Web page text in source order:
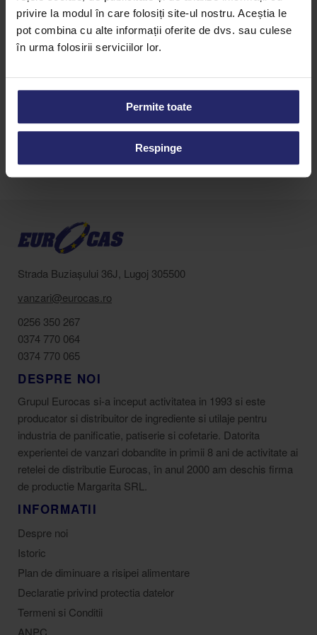
privire la modul în care folosiți site-ul nostru. Aceștia le
pot combina cu alte informații oferite de dvs. sau culese
în urma folosirii serviciilor lor.
Permite toate
Respinge
III. Comunicarea măsurilor
• Comunicăm intern obiectivele, măsurile și rezultatele privind
prevenirea risipei alimentare;
conformitate cu legislația în vigoare;
• Promovăm transparența și colaborarea cu partenerii implicați
în lanțul de aprovizionare;
Strada Buziașului 36J, Lugoj 305500
vanzari@eurocas.ro
0256 350 267
0374 770 064
0374 770 065
DESPRE NOI
Grupul Eurocas si-a inceput activitatea in 1993 si este
producator si distribuitor de ingrediente si utilaje pentru
industria de panificatie, patiserie si cofetarie. Datorita
experientei de vanzari dobandite in primii 8 ani de activitate ai
retelei de distributie Eurocas, în anul 2000 am deschis firma
de productie Margarita SRL.
INFORMATII
Despre noi
Istoric
Plan de diminuare a risipei alimentare
Declaratie privind protectia datelor
Termeni si Conditii
ANPC